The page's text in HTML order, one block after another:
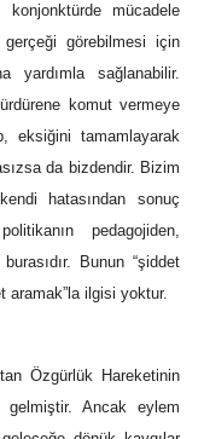
mücadele
gerçeği görebilmesi için
yardımla sağlanabilir.
komut vermeye
eksiğini tamamlayarak
da bizdendir. Bizim
hatasından sonuç
pedagojiden,
Bunun “şiddet
aramak”la ilgisi yoktur.
Özgürlük Hareketinin
Ancak eylem